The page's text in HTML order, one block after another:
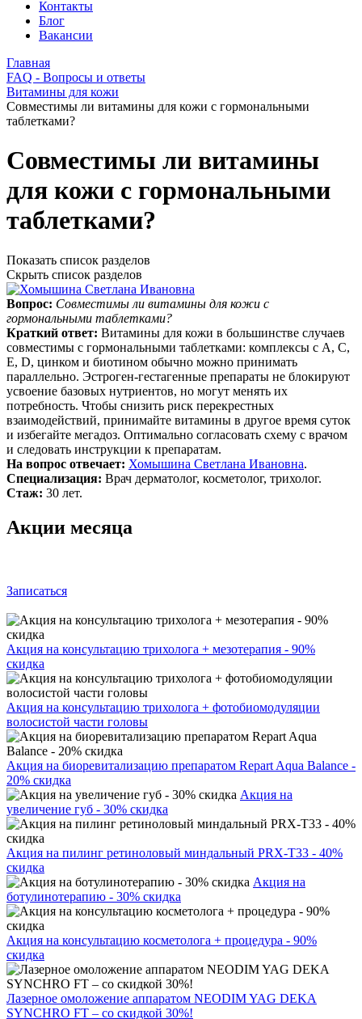
Контакты
Блог
Вакансии
Главная
FAQ - Вопросы и ответы
Витамины для кожи
Совместимы ли витамины для кожи с гормональными
таблетками?
Совместимы ли витамины
для кожи с гормональными
таблетками?
Показать список разделов
Скрыть список разделов
Вопрос: Совместимы ли витамины для кожи с
гормональными таблетками?
Краткий ответ: Витамины для кожи в большинстве случаев
совместимы с гормональными таблетками: комплексы с A, C,
E, D, цинком и биотином обычно можно принимать
параллельно. Эстроген‑гестагенные препараты не блокируют
усвоение базовых нутриентов, но могут менять их
потребность. Чтобы снизить риск перекрестных
взаимодействий, принимайте витамины в другое время суток
и избегайте мегадоз. Оптимально согласовать схему с врачом
и следовать инструкции к препаратам.
На вопрос отвечает: Хомышина Светлана Ивановна.
Специализация: Врач дерматолог, косметолог, трихолог.
Стаж: 30 лет.
Акции месяца
Записаться
Акция на консультацию трихолога + мезотерапия - 90%
скидка
Акция на консультацию трихолога + фотобиомодуляции
волосистой части головы
Акция на биоревитализацию препаратом Repart Aqua Balance -
20% скидка
Акция на
увеличение губ - 30% скидка
Акция на пилинг ретиноловый миндальный PRX-T33 - 40%
скидка
Акция на
ботулинотерапию - 30% скидка
Акция на консультацию косметолога + процедура - 90%
скидка
Лазерное омоложение аппаратом NEODIM YAG DEKA
SYNCHRO FT – со скидкой 30%!